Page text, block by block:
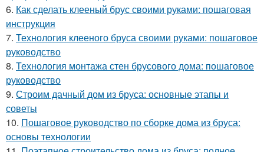
6. Как сделать клееный брус своими руками: пошаговая
инструкция
7. Технология клееного бруса своими руками: пошаговое
руководство
8. Технология монтажа стен брусового дома: пошаговое
руководство
9. Строим дачный дом из бруса: основные этапы и
советы
10. Пошаговое руководство по сборке дома из бруса:
основы технологии